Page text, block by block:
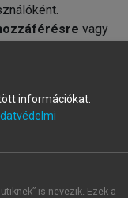
vagy
fiókot.
információkat.
is nevezik. Ezek a